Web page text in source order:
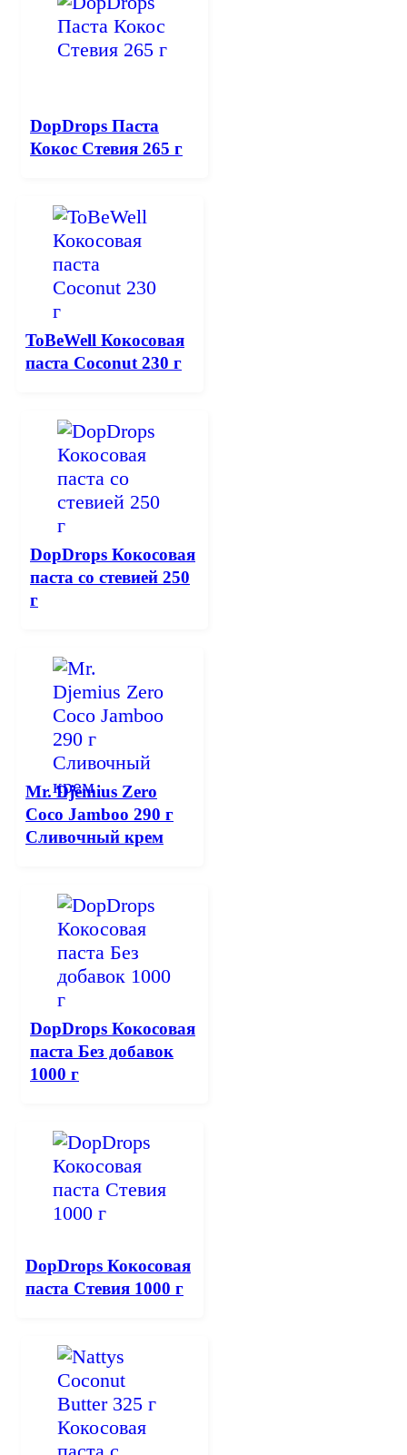
DopDrops Паста
Кокос Стевия 265 г
ToBeWell Кокосовая
паста Coconut 230 г
DopDrops Кокосовая
паста со стевией 250
г
Mr. Djemius Zero
Coco Jamboo 290 г
Сливочный крем
DopDrops Кокосовая
паста Без добавок
1000 г
DopDrops Кокосовая
паста Стевия 1000 г